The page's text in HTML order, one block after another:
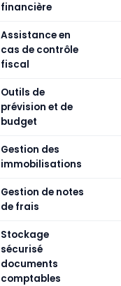
financière
Assistance en
cas de contrôle
fiscal
Outils de
prévision et de
budget
Gestion des
immobilisations
Gestion de notes
de frais
Stockage
sécurisé
documents
comptables